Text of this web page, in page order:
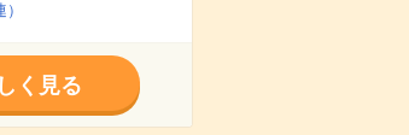
く見る